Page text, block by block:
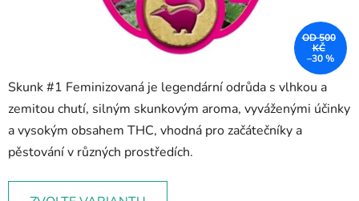
Skunk #1 Feminizovaná je legendární odrůda s vlhkou a
zemitou chutí, silným skunkovým aroma, vyváženými účinky
a vysokým obsahem THC, vhodná pro začátečníky a
pěstování v různých prostředích.
OD 500
KČ
–30 %